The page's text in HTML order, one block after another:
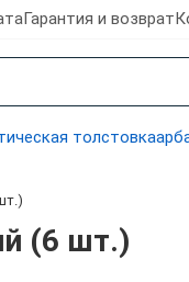
Гарантия и возврат
толстовка
(6 шт.)